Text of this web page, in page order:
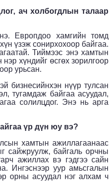
ач холбогдлын талаар
Европдоо хамгийн томд
үзэж сонирхохоор байгаа.
Тиймээс энэ хамтын
хүндийг өсгөх зорилгоор
урьсан.
бизнесийнхэн нүүр тулсан
тугамдаж байгаа асуудал,
солилцдог. Энэ нь арга
үр дүн юу вэ?
хамтын ажиллагаанаас
сайжруулж, байгаль орчны
ажиллах вэ гэдгээ сайн
Ингэснээр уур амьсгалын
орны асуудал нэг алхам ч